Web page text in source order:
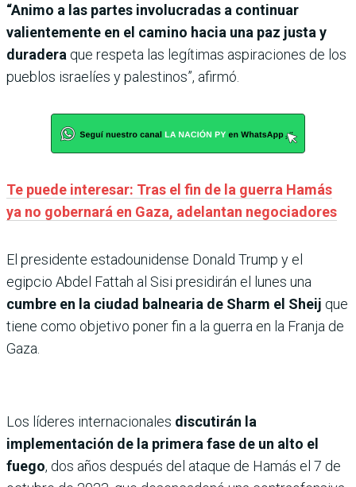
“Animo a las partes involucradas a continuar
valientemente en el camino hacia una paz justa y
duradera que respeta las legítimas aspiraciones de los
pueblos israelíes y palestinos”, afirmó.
Te puede interesar: Tras el fin de la guerra Hamás
ya no gobernará en Gaza, adelantan negociadores
El presidente estadounidense Donald Trump y el
egipcio Abdel Fattah al Sisi presidirán el lunes una
cumbre en la ciudad balnearia de Sharm el Sheij que
tiene como objetivo poner fin a la guerra en la Franja de
Gaza.
Los líderes internacionales discutirán la
implementación de la primera fase de un alto el
fuego, dos años después del ataque de Hamás el 7 de